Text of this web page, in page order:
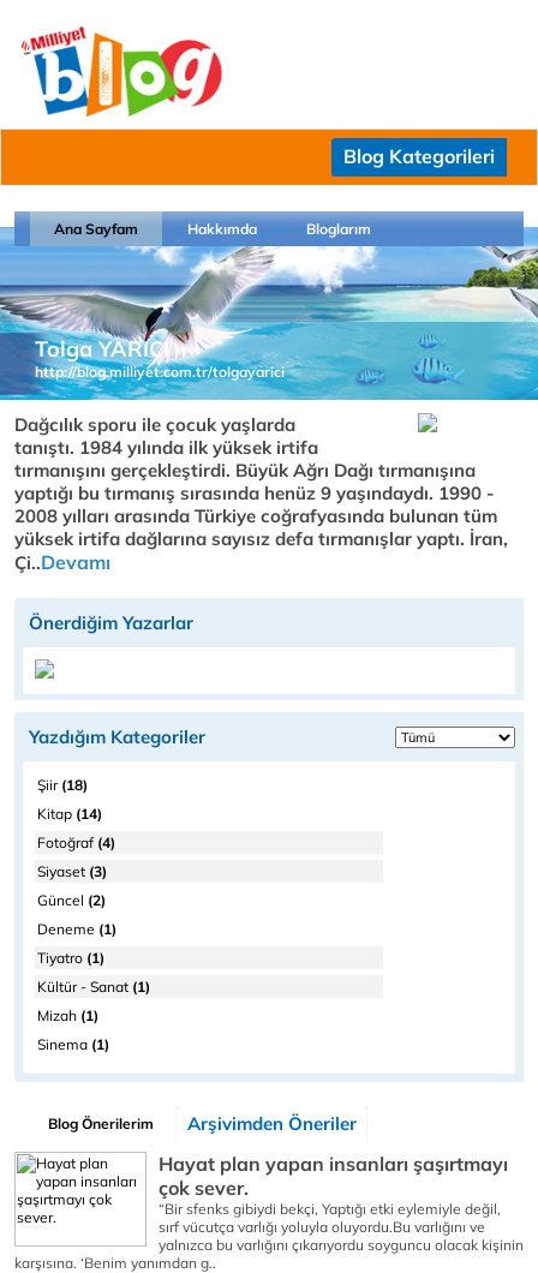
Blog Kategorileri
Ana Sayfam Hakkımda Bloglarım
Tolga YARICI
http://blog.milliyet.com.tr/tolgayarici
Dağcılık sporu ile çocuk yaşlarda
tanıştı. 1984 yılında ilk yüksek irtifa
tırmanışını gerçekleştirdi. Büyük Ağrı Dağı tırmanışına
yaptığı bu tırmanış sırasında henüz 9 yaşındaydı. 1990 -
2008 yılları arasında Türkiye coğrafyasında bulunan tüm
yüksek irtifa dağlarına sayısız defa tırmanışlar yaptı. İran,
Çi..Devamı
Önerdiğim Yazarlar
Yazdığım Kategoriler
Şiir(18)
Kitap (14)
Fotoğraf(4)
Siyaset (3)
Güncel (2)
Deneme (1)
Tiyatro (1)
Kültür - Sanat (1)
Mizah (1)
Sinema (1)
Blog Önerilerim Arşivimden Öneriler
Hayat plan yapan insanları şaşırtmayı
çok sever.
“Bir sfenks gibiydi bekçi, Yaptığı etki eylemiyle değil,
sırf vücutça varlığı yoluyla oluyordu.Bu varlığını ve
yalnızca bu varlığını çıkarıyordu soyguncu olacak kişinin
karşısına. ‘Benim yanımdan g..